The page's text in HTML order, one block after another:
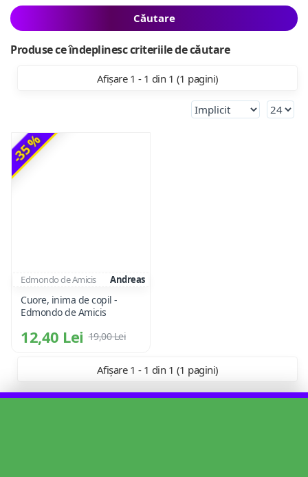
Căutare
Produse ce îndeplinesc criteriile de căutare
Afișare 1 - 1 din 1 (1 pagini)
-35 %
Edmondo de Amicis Andreas
Cuore, inima de copil -
Edmondo de Amicis
12,40 Lei 19,00 Lei
Afișare 1 - 1 din 1 (1 pagini)